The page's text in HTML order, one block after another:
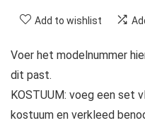
Add to wishlist
Voer het modelnummer
dit past.
KOSTUUM: voeg een set
kostuum en verkleed